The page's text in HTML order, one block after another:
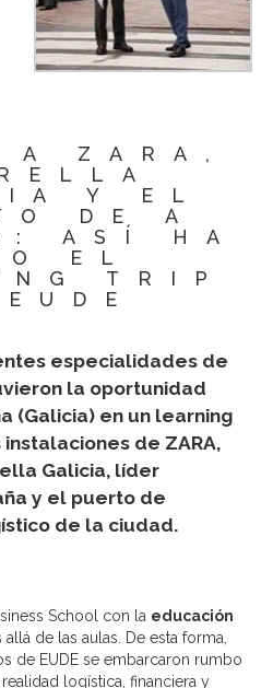
A ZARA,
Y EL
DE A
ASÍ HA
EL
TRIP
especialidades de
la oportunidad
(Galicia) en un learning
de ZARA,
Galicia, líder
y el puerto de
de la ciudad.
School con la educación
allá de las aulas. De esta forma,
de EUDE se embarcaron rumbo
logística, financiera y